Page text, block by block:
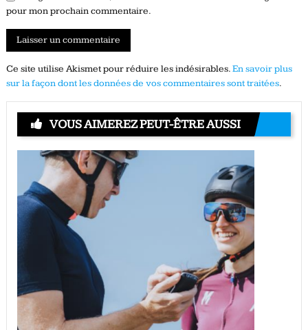
pour mon prochain commentaire.
Ce site utilise Akismet pour réduire les indésirables.En savoir plus
sur la façon dont les données de vos commentaires sont traitées.
VOUS AIMEREZ PEUT-ÊTRE AUSSI